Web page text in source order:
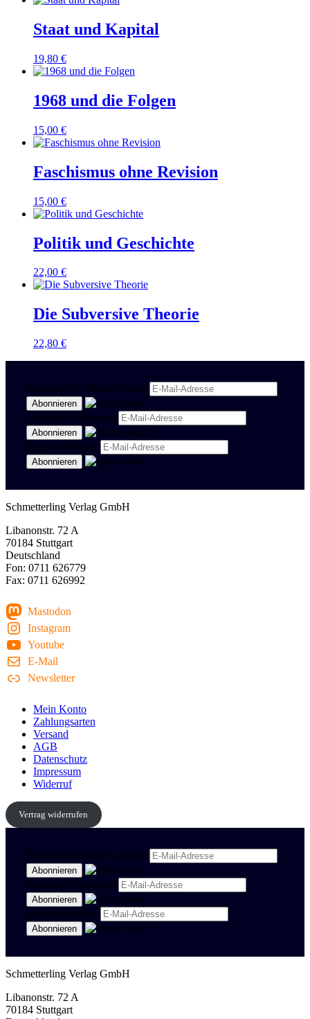
Staat und Kapital
19,80 €
1968 und die Folgen
15,00 €
Faschismus ohne Revision
15,00 €
Politik und Geschichte
22,00 €
Die Subversive Theorie
22,80 €
Newsletter Politik & Kultur
Newsletter Spanisch
Region Stuttgart
Schmetterling Verlag GmbH
Libanonstr. 72 A
70184 Stuttgart
Deutschland
Fon: 0711 626779
Fax: 0711 626992
Mastodon
Instagram
Youtube
E-Mail
Newsletter
Mein Konto
Zahlungsarten
Versand
AGB
Datenschutz
Impressum
Widerruf
Vertrag widerrufen
Newsletter Politik & Kultur
Newsletter Spanisch
Region Stuttgart
Schmetterling Verlag GmbH
Libanonstr. 72 A
70184 Stuttgart